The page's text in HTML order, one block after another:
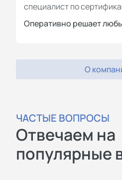
специалист по
Оперативно решает
О
ЧАСТЫЕ ВОПРОСЫ
Отвечаем на
популярные